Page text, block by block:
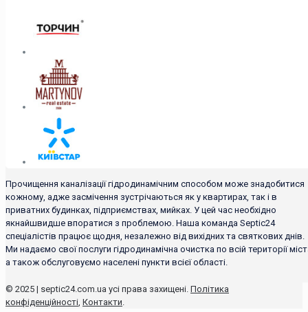
Прочищення каналізації гідродинамічним способом може знадобитися
кожному, адже засмічення зустрічаються як у квартирах, так і в
приватних будинках, підприємствах, мийках. У цей час необхідно
якнайшвидше впоратися з проблемою. Наша команда Septic24
спеціалістів працює щодня, незалежно від вихідних та святкових днів.
Ми надаємо свої послуги гідродинамічна очистка по всій території
а також обслуговуємо населені пункти всієї області.
© 2025 | septic24.com.ua усі права захищені. Політика
конфіденційності, Контакти.